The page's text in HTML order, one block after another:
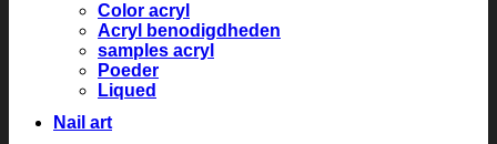
Color acryl
Acryl benodigdheden
samples acryl
Poeder
Liqued
Nail art